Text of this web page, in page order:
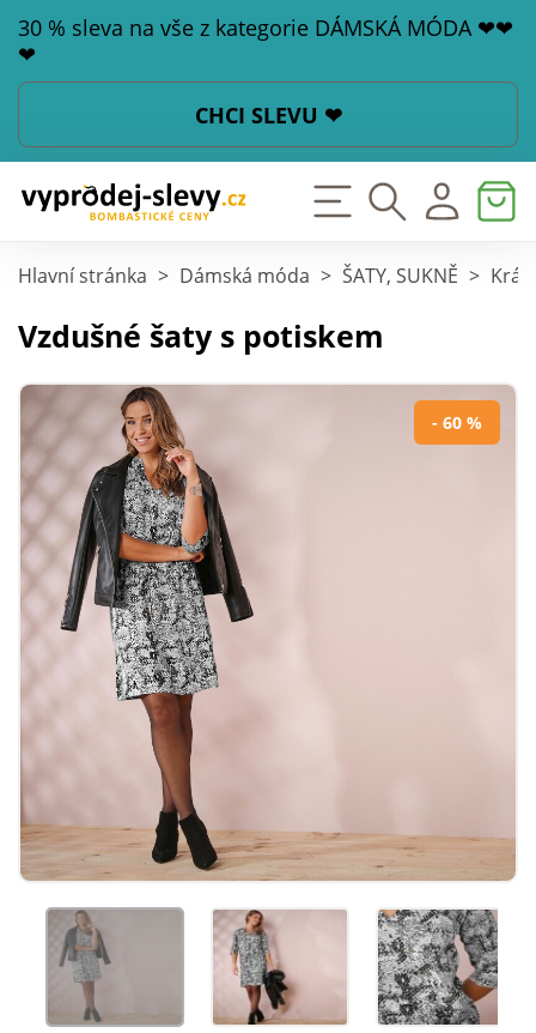
30 % sleva na vše z kategorie DÁMSKÁ MÓDA ❤❤
❤
CHCI SLEVU ❤
Hlavní stránka > Dámská móda > ŠATY, SUKNĚ >
Vzdušné šaty s potiskem
- 60 %